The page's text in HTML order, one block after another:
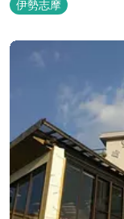
伊勢志摩